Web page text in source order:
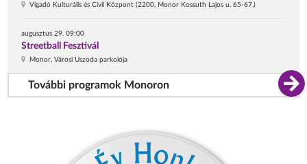
Vigadó Kulturális és Civil Központ (2200, Monor Kossuth Lajos u. 65-67.)
augusztus 29. 09:00
Streetball Fesztivál
Monor, Városi Uszoda parkolója
További programok Monoron